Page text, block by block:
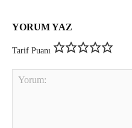
YORUM YAZ
Tarif Puanı